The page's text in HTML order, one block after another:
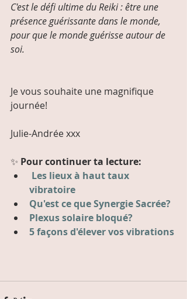
C'est le défi ultime du Reiki : être une
présence guérissante dans le monde,
pour que le monde guérisse autour de
soi.
Je vous souhaite une magnifique
journée!
Julie-Andrée xxx
✨ Pour continuer ta lecture:
Les lieux à haut taux
vibratoire
Qu'est ce que Synergie Sacrée?
Plexus solaire bloqué?
5 façons d'élever vos vibrations